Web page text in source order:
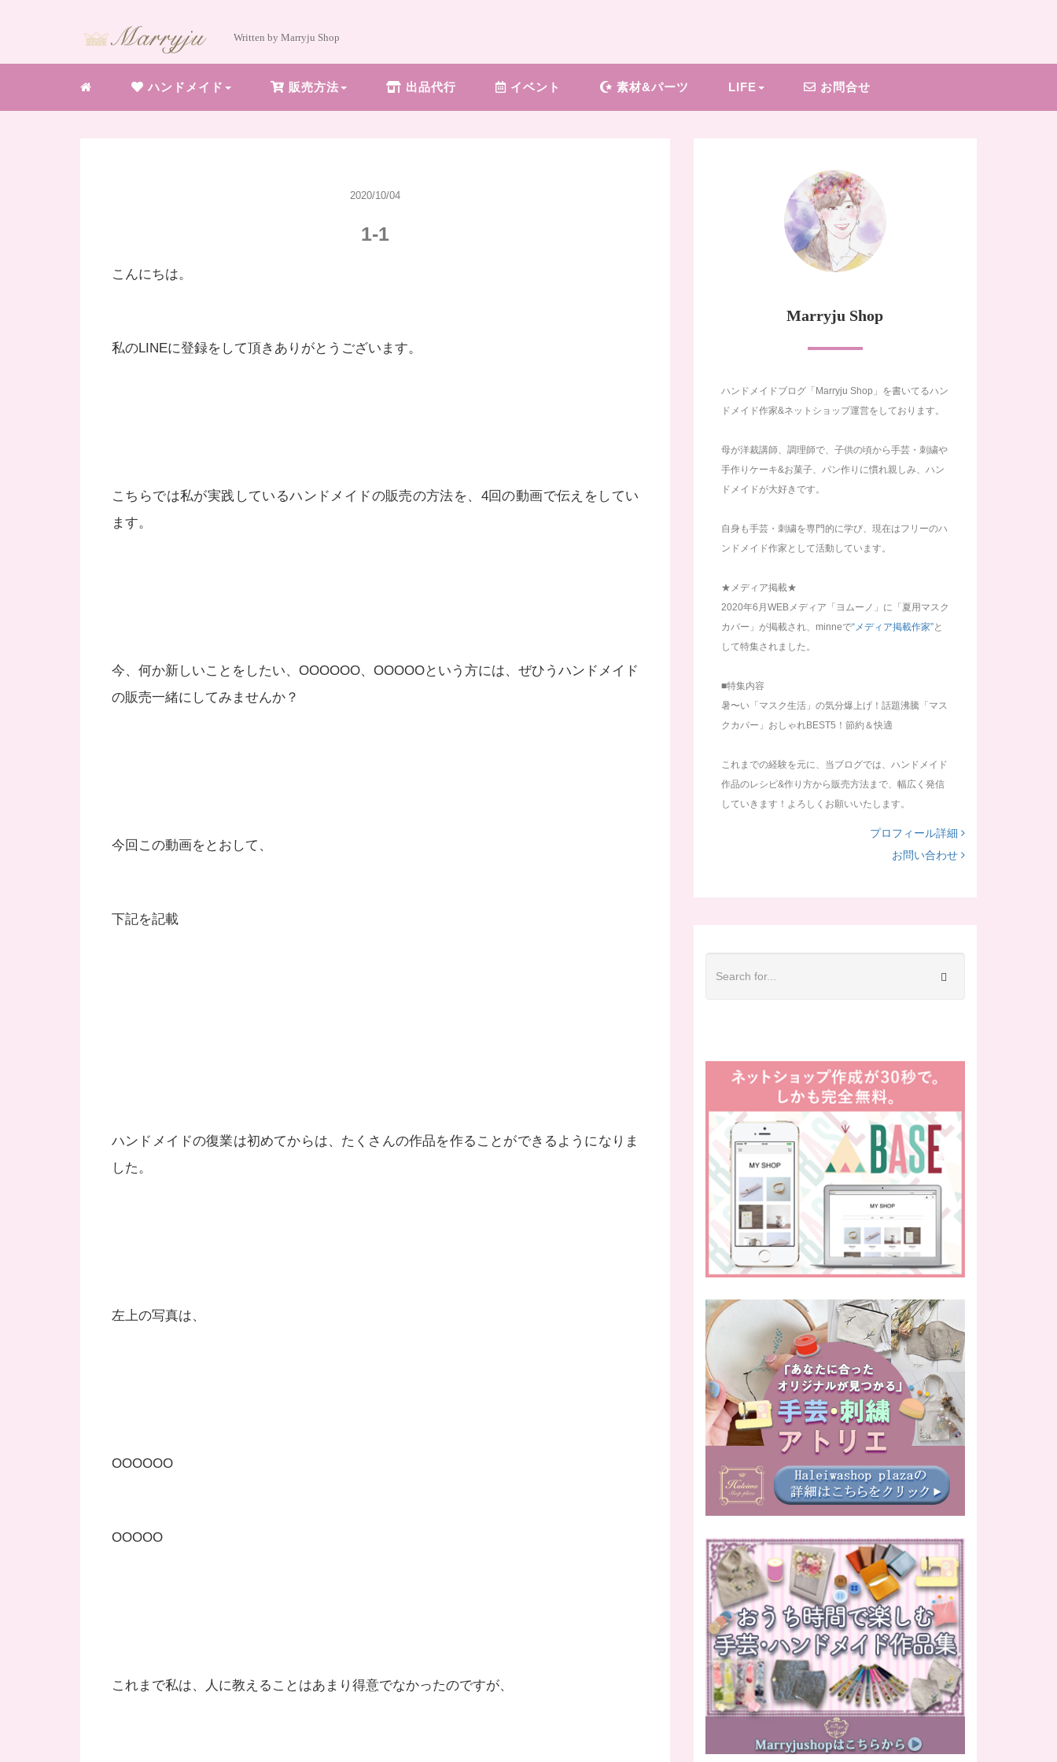
Written by Marryju Shop
ハンドメイド 販売方法 出品代行 イベント 素材&パーツ LIFE お問合せ
2020/10/04
1-1
こんにちは。
私のLINEに登録をして頂きありがとうございます。
こちらでは私が実践しているハンドメイドの販売の方法を、4回の動画で伝えをしてい
ます。
今、何か新しいことをしたい、OOOOOO、OOOOOという方には、ぜひうハンドメイド
の販売一緒にしてみませんか？
今回この動画をとおして、
下記を記載
ハンドメイドの復業は初めてからは、たくさんの作品を作ることができるようになりま
した。
左上の写真は、
OOOOOO
OOOOO
これまで私は、人に教えることはあまり得意でなかったのですが、
Marryju Shop
ハンドメイドブログ「Marryju Shop」を書いてるハン
ドメイド作家&ネットショップ運営をしております。
母が洋裁講師、調理師で、子供の頃から手芸・刺繍や
手作りケーキ&お菓子、パン作りに慣れ親しみ、ハン
ドメイドが大好きです。
自身も手芸・刺繍を専門的に学び、現在はフリーのハ
ンドメイド作家として活動しています。
★メディア掲載★
2020年6月WEBメディア「ヨムーノ」に「夏用マスク
カバー」が掲載され、minneで“メディア掲載作家”と
して特集されました。
■特集内容
暑〜い「マスク生活」の気分爆上げ！話題沸騰「マス
クカバー」おしゃれBEST5！節約＆快適
これまでの経験を元に、当ブログでは、ハンドメイド
作品のレシピ&作り方から販売方法まで、幅広く発信
していきます！よろしくお願いいたします。
プロフィール詳細
お問い合わせ